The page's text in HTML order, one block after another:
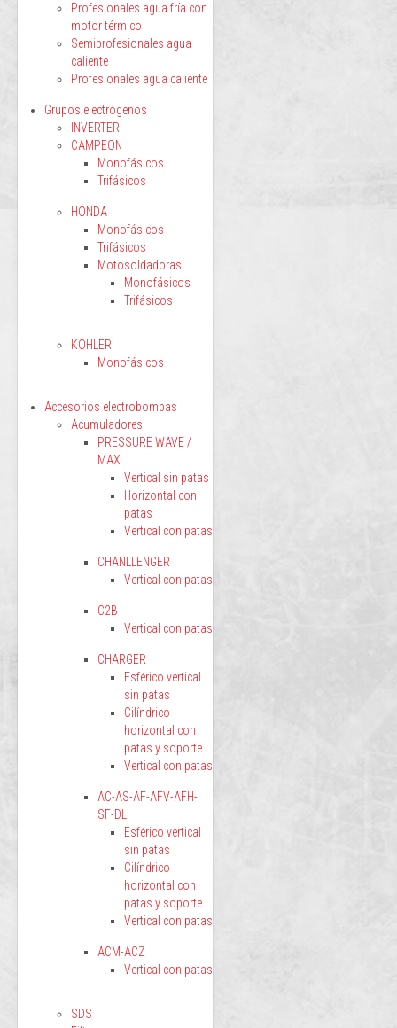
Profesionales agua fría con
motor térmico
Semiprofesionales agua
caliente
Profesionales agua caliente
Grupos electrógenos
INVERTER
CAMPEON
Monofásicos
Trifásicos
HONDA
Monofásicos
Trifásicos
Motosoldadoras
Monofásicos
Trifásicos
KOHLER
Monofásicos
Accesorios electrobombas
Acumuladores
PRESSURE WAVE /
MAX
Vertical sin patas
Horizontal con
patas
Vertical con patas
CHANLLENGER
Vertical con patas
C2B
Vertical con patas
CHARGER
Esférico vertical
sin patas
Cilíndrico
horizontal con
patas y soporte
Vertical con patas
AC-AS-AF-AFV-AFH-
SF-DL
Esférico vertical
sin patas
Cilíndrico
horizontal con
patas y soporte
Vertical con patas
ACM-ACZ
Vertical con patas
SDS